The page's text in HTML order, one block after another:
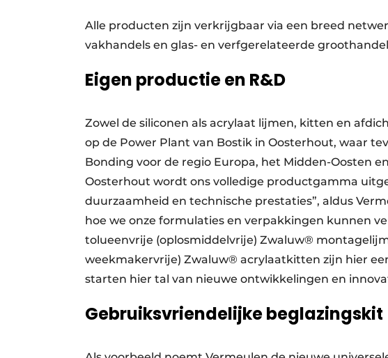
Alle producten zijn verkrijgbaar via een breed
vakhandels en glas- en verfgerelateerde
Eigen productie en R&D
Zowel de siliconen als acrylaat lijmen, kitten en
op de Power Plant van Bostik in Oosterhout, waar
Bonding voor de regio Europa, het Midden-Oosten
Oosterhout wordt ons volledige productgamma
duurzaamheid en technische prestaties”, aldus
hoe we onze formulaties en verpakkingen kunnen
tolueenvrije (oplosmiddelvrije) Zwaluw®
weekmakervrije) Zwaluw® acrylaatkitten zijn hier
starten hier tal van nieuwe ontwikkelingen en
Gebruiksvriendelijke beglazingskit